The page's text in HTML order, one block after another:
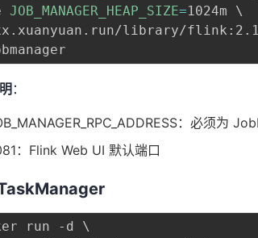
JOB_MANAGER_HEAP_SIZE=1024m \
library/
：
：必须为
：Flink Web UI 默认端口
run -d \